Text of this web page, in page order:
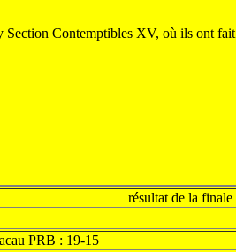
Contemptibles XV, où ils ont
résultat de la finale
PRB : 19-15